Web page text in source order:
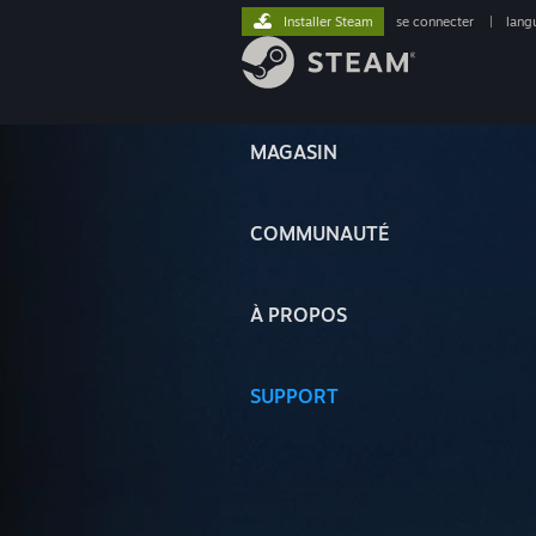
MAGASIN
COMMUNAUTÉ
À PROPOS
SUPPORT
Installer Steam se connecter